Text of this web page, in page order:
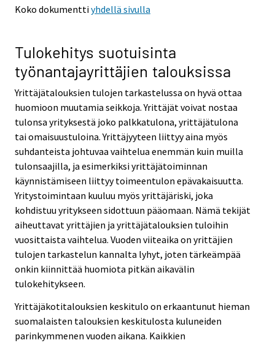
Koko dokumenttiyhdellä sivulla
Tulokehitys suotuisinta
työnantajayrittäjien talouksissa
Yrittäjätalouksien tulojen tarkastelussa on hyvä ottaa
huomioon muutamia seikkoja. Yrittäjät voivat nostaa
tulonsa yrityksestä joko palkkatulona, yrittäjätulona
tai omaisuustuloina. Yrittäjyyteen liittyy aina myös
suhdanteista johtuvaa vaihtelua enemmän kuin muilla
tulonsaajilla, ja esimerkiksi yrittäjätoiminnan
käynnistämiseen liittyy toimeentulon epävakaisuutta.
Yritystoimintaan kuuluu myös yrittäjäriski, joka
kohdistuu yritykseen sidottuun pääomaan. Nämä tekijät
aiheuttavat yrittäjien ja yrittäjätalouksien tuloihin
vuosittaista vaihtelua. Vuoden viiteaika on yrittäjien
tulojen tarkastelun kannalta lyhyt, joten tärkeämpää
onkin kiinnittää huomiota pitkän aikavälin
tulokehitykseen.
Yrittäjäkotitalouksien keskitulo on erkaantunut hieman
suomalaisten talouksien keskitulosta kuluneiden
parinkymmenen vuoden aikana. Kaikkien